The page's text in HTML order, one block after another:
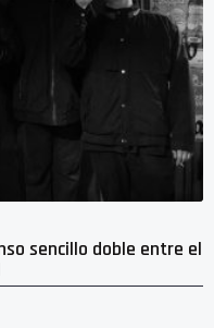
sencillo doble entre el